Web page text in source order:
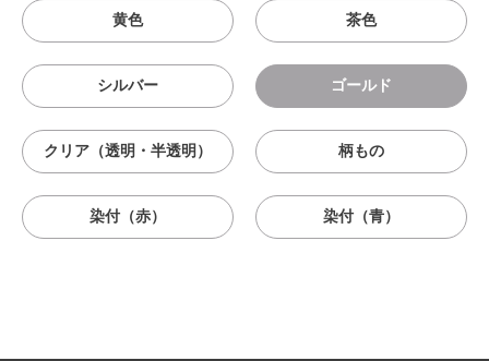
黄色 茶色
シルバー ゴールド
クリア（透明・半透明） 柄もの
染付（赤） 染付（青）